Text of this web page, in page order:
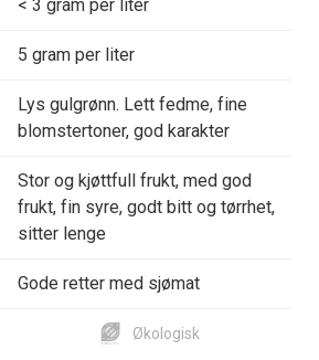
< 3 gram per liter
5 gram per liter
Lys gulgrønn. Lett fedme, fine
blomstertoner, god karakter
Stor og kjøttfull frukt, med god
frukt, fin syre, godt bitt og tørrhet,
sitter lenge
Gode retter med sjømat
Økologisk